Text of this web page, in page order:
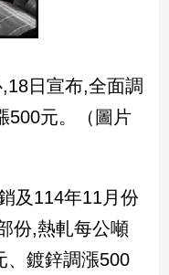
日宣布,全面調
500元。（圖片
及114年11月份
份,熱軋每公噸
、鍍鋅調漲500